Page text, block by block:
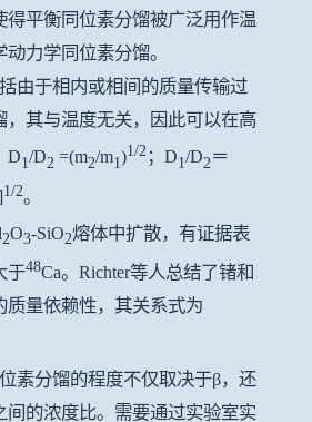
平衡同位素分馏被广泛用作温
力学同位素分馏。
于相内或相间的质量传输过
，其与温度无关，因此可以在高
D1 /D2 =(m2/m1 )1/2 ；D1 /D2 ＝
1/2。
2O3-SiO2熔体中扩散，有证据表
于48Ca。Richter等人总结了锗和
量依赖性，其关系式为
分馏的程度不仅取决于β，还
间的浓度比。需要通过实验室实